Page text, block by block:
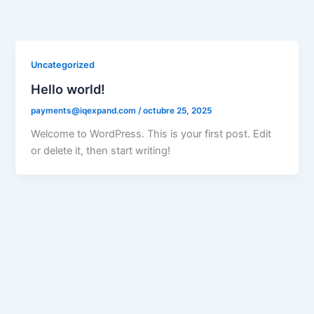
Uncategorized
Hello world!
payments@iqexpand.com/octubre 25, 2025
Welcome to WordPress. This is your first post. Edit
or delete it, then start writing!